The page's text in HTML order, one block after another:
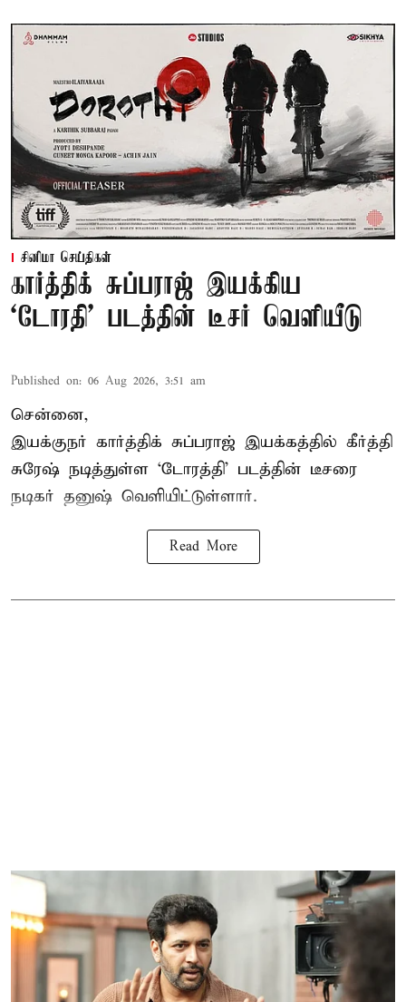
சினிமா செய்திகள்
கார்த்திக் சுப்பராஜ் இயக்கிய
`டோரதி' படத்தின் டீசர் வெளியீடு
Published on: 06 Aug 2026, 3:51 am
சென்னை,
இயக்குநர் கார்த்திக் சுப்பராஜ் இயக்கத்தில் கீர்த்தி
சுரேஷ் நடித்துள்ள `டோரத்தி' படத்தின் டீசரை
நடிகர் தனுஷ் வெளியிட்டுள்ளார்.
Read More